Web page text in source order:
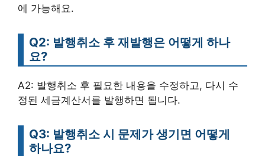
에 가능해요.
Q2: 발행취소 후 재발행은 어떻게 하나
요?
A2: 발행취소 후 필요한 내용을 수정하고, 다시 수
정된 세금계산서를 발행하면 됩니다.
Q3: 발행취소 시 문제가 생기면 어떻게
하나요?